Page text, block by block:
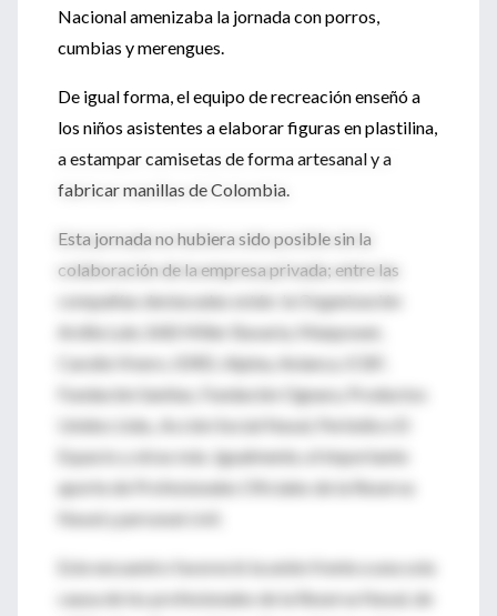
Nacional amenizaba la jornada con porros,
cumbias y merengues.
De igual forma, el equipo de recreación enseñó a
los niños asistentes a elaborar figuras en plastilina,
a estampar camisetas de forma artesanal y a
fabricar manillas de Colombia.
Esta jornada no hubiera sido posible sin la
colaboración de la empresa privada; entre las
compañías destacadas están: la Organización
Ardila Lule, SAB Miller Bavaria, Manpower,
Carulla Vivero, IDRD, Alpina, Avianca, ICBF,
Fundación Sanitas, Fundación Ognara, Productos
Unidos Ltda., Acción Social Naval, Periódico El
Espacio y otras más. Igualmente, el importante
aporte de Profesionales Oficiales de la Reserva
Naval y personal civil.
Este encuentro favoreció la unión frente a una sola
causa de los profesionales de la Reserva Naval, de